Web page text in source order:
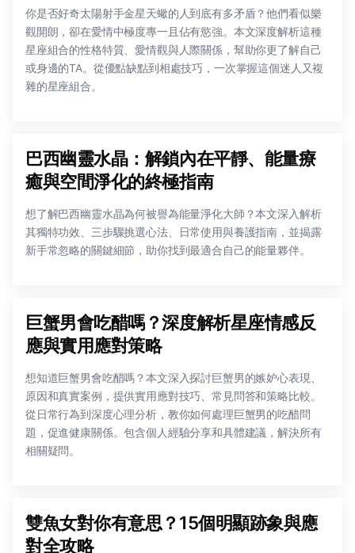
你是否好奇太陽射手金星天蠍的人到底有多矛盾？他們看似樂
觀開朗，卻在愛情中極度專一且佔有慾強。本文深度解析這種
星座組合的性格特質、愛情觀與人際關係，幫助你更了解自己
或身邊的TA。從優點缺點到相處技巧，一次掌握這個迷人又複
雜的星座組合。
巴西幽靈水晶：解鎖內在平靜、能量療
癒與空間淨化的終極指南
想了解巴西幽靈水晶為何被譽為能量淨化大師？本文深入解析
其獨特功效、三步驟挑選心法、日常使用與養護指南，並揭露
新手常忽略的關鍵細節，助你找到最適合自己的能量夥伴。
巨蟹男會吃醋嗎？深度解析星座情感反
應與實用應對策略
想知道巨蟹男會吃醋嗎？本文深入探討巨蟹男的嫉妒心表現、
原因和真實案例，提供實用應對技巧、常見問答和策略比較。
從日常行為到深度心理分析，教你如何處理巨蟹男的吃醋問
題，促進健康關係。包含個人經驗分享和具體建議，解決所有
相關疑問。
雙魚女對你有意思？15個明顯跡象與應
對全攻略